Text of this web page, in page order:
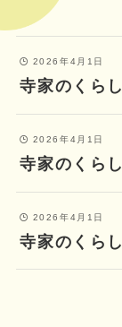
2026年4月1日
寺家のくら
2026年4月1日
寺家のくら
2026年4月1日
寺家のくら